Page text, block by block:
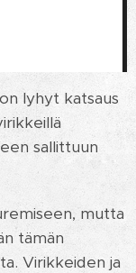
lyhyt katsaus
sallittuun
mutta
tämän
Virikkeiden ja